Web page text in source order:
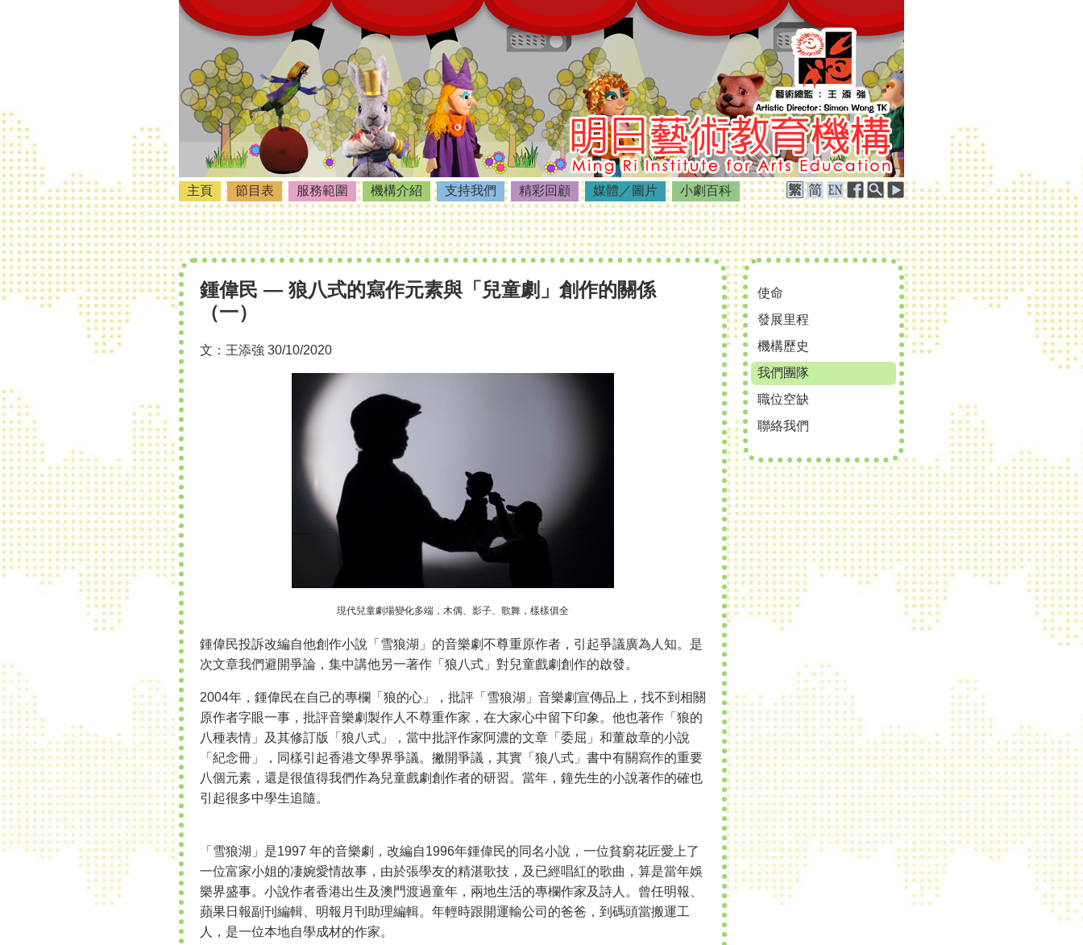
主頁 節目表 服務範圍 機構介紹 支持我們 精彩回顧 媒體／圖片 小劇百科
使命
發展里程
機構歷史
我們團隊
職位空缺
聯絡我們
鍾偉民 — 狼八式的寫作元素與「兒童劇」創作的關係
（一）
文：王添強 30/10/2020
現代兒童劇場變化多端，木偶、影子、歌舞，樣樣俱全
鍾偉民投訴改編自他創作小說「雪狼湖」的音樂劇不尊重原作者，引起爭議廣為人知。是
次文章我們避開爭論，集中講他另一著作「狼八式」對兒童戲劇創作的啟發。
2004年，鍾偉民在自己的專欄「狼的心」，批評「雪狼湖」音樂劇宣傳品上，找不到相關
原作者字眼一事，批評音樂劇製作人不尊重作家，在大家心中留下印象。他也著作「狼的
八種表情」及其修訂版「狼八式」，當中批評作家阿濃的文章「委屈」和董啟章的小說
「紀念冊」，同樣引起香港文學界爭議。撇開爭議，其實「狼八式」書中有關寫作的重要
八個元素，還是很值得我們作為兒童戲劇創作者的研習。當年，鐘先生的小說著作的確也
引起很多中學生追隨。
「雪狼湖」是1997 年的音樂劇，改編自1996年鍾偉民的同名小說，一位貧窮花匠愛上了
一位富家小姐的凄婉愛情故事，由於張學友的精湛歌技，及已經唱紅的歌曲，算是當年娛
樂界盛事。小說作者香港出生及澳門渡過童年，兩地生活的專欄作家及詩人。曾任明報、
蘋果日報副刊編輯、明報月刊助理編輯。年輕時跟開運輸公司的爸爸，到碼頭當搬運工
人，是一位本地自學成材的作家。